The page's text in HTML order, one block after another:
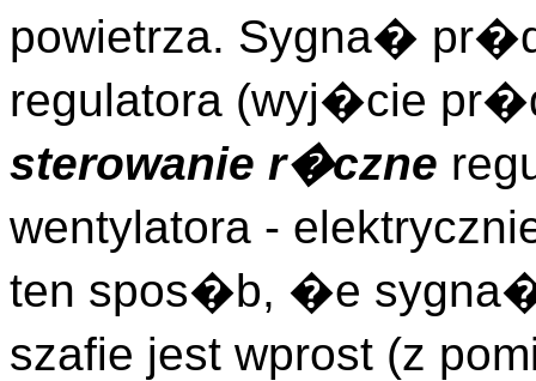
powietrza. Sygna�
regulatora (wyj�cie
sterowanie r�czne
wentylatora -
ten spos�b, �e
szafie jest wprost (z